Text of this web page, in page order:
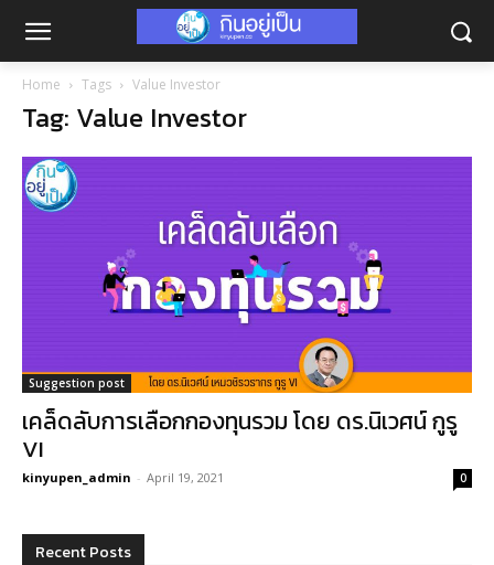
Home Tags Value Investor
Tag: Value Investor
Suggestion post
เคล็ดลับการเลือกกองทุนรวม โดย ดร.นิเวศน์ กูรู
VI
kinyupen_admin - April 19, 2021 0
Recent Posts